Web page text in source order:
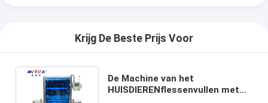
Krijg De Beste Prijs Voor
De Machine van het
HUISDIERENflessenvullen met